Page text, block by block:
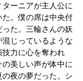
ーニアが主人公に
。僕の席は中央付
た。三輪さんの妖
じっているような
力に心を奪われ
美しい声が体中に
夜の夢だった。シ